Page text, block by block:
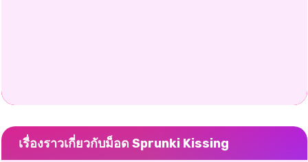
เรื่องราวเกี่ยวกับม็อด Sprunki Kissing